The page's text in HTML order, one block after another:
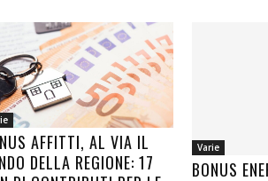
AFFITTI, AL VIA IL
DELLA REGIONE: 17
Varie
BONUS